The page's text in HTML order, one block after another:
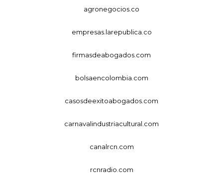
agronegocios.co
empresas.larepublica.co
firmasdeabogados.com
bolsaencolombia.com
casosdeexitoabogados.com
carnavalindustriacultural.com
canalrcn.com
rcnradio.com